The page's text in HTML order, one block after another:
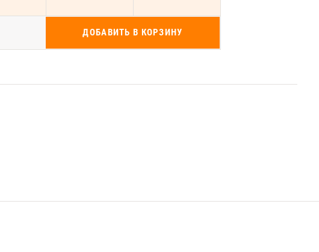
ДОБАВИТЬ В КОРЗИНУ